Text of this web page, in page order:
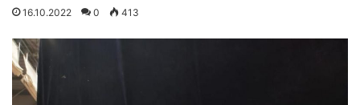
16.10.2022 0 413